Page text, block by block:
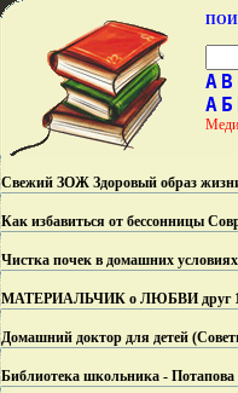
A B
А Б
Свежий ЗОЖ Здоровый образ жизни
Как избавиться от бессонницы
Чистка почек в домашних
МАТЕРИАЛЬЧИК о ЛЮБВИ друг 17
Домашний доктор для детей
Библиотека школьника -